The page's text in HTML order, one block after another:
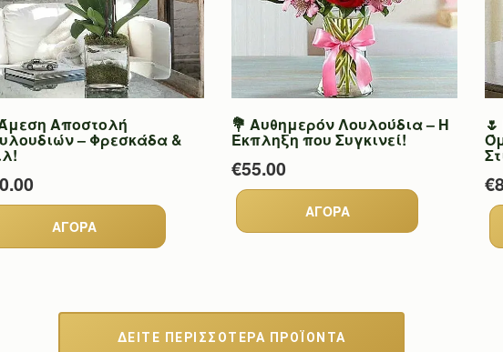
Αποστολή
– Φρεσκάδα &
💐 Αυθημερόν Λουλούδια – Η
Έκπληξη που Συγκινεί!
€55.00
ΔΕΙΤΕ ΠΕΡΙΣΣΟΤΕΡΑ ΠΡΟΪΟΝΤΑ